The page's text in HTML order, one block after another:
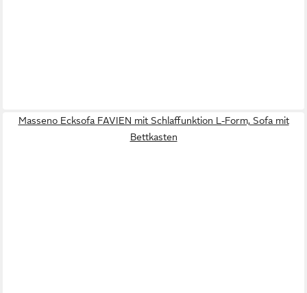
Masseno Ecksofa FAVIEN mit Schlaffunktion L-Form, Sofa mit
Bettkasten